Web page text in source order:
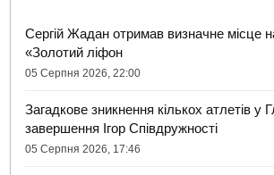
Сергій Жадан отримав визначне місце
«Золотий ліфон
05 Серпня 2026, 22:00
Загадкове зникнення кількох атлетів у
завершення Ігор Співдружності
05 Серпня 2026, 17:46